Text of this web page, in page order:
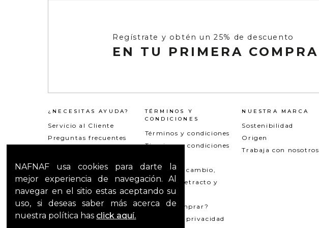
NAFNAF usa cookies para darte la
mejor experiencia de navegación. Al
navegar en el sitio estas aceptando su
uso, si deseas saber más acerca de
nuestra política has click aquí.
Regístrate y obtén un 25% de descuento
EN TU PRIMERA COMPRA
¿NECESITAS AYUDA?
Servicio al Cliente
Preguntas frecuentes
reclamos
Mapa del Sitio
TÉRMINOS Y
CONDICIONES
Términos y condiciones
Términos y condiciones
Política de cambio,
garantía, retracto y
reversión
¿Cómo comprar?
Política de privacidad
NUESTRA MARCA
Sostenibilidad
Origen
Trabaja con nosotros